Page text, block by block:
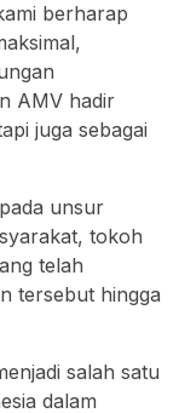
berharap
AMV hadir
juga sebagai
unsur
tokoh
telah
tersebut hingga
salah satu
dalam